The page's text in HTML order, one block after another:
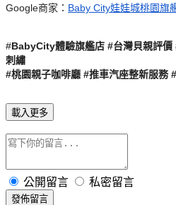
Google商家： Baby City娃娃城桃園旗
#BabyCity體驗旗艦店 #台灣貝親評價
刺繡
#桃園親子咖啡廳 #推車汽座整新服務 #
載入更多
公開留言 私密留言
發佈留言